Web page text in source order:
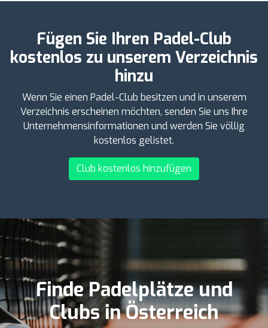
Fügen Sie Ihren Padel-Club
kostenlos zu unserem Verzeichnis
hinzu
Wenn Sie einen Padel-Club besitzen und in unserem
Verzeichnis erscheinen möchten, senden Sie uns Ihre
Unternehmensinformationen und werden Sie völlig
kostenlos gelistet.
Club kostenlos hinzufügen
Finde Padelplätze und
Clubs in Österreich